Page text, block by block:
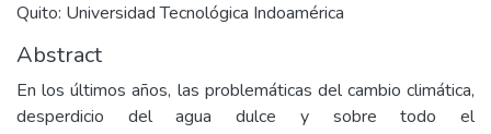
Quito: Universidad Tecnológica Indoamérica
Abstract
En los últimos años, las problemáticas del cambio climática,
desperdicio del agua dulce y sobre todo el